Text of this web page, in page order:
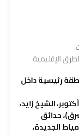
الإقليمية
رئيسية داخل
القاهرة الجديدة، العاصمة الإدارية، 6 أكتوبر، الشيخ زايد،
حدائق
الجديدة،